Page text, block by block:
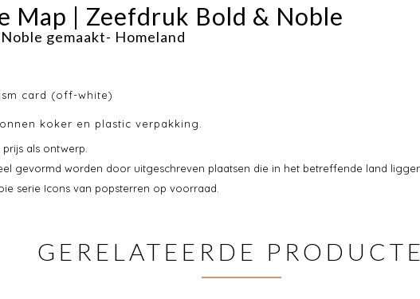
Map | Zeefdruk Bold & Noble
gemaakt- Homeland
card (off-white)
koker en plastic verpakking.
als ontwerp.
gevormd worden door uitgeschreven plaatsen die in het betreffende land
serie Icons van popsterren op voorraad.
GERELATEERDE